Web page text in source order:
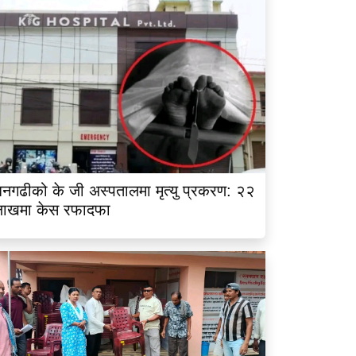
के जी अस्पतालमा मृत्यु प्रकरण: २२
केस रफादफा